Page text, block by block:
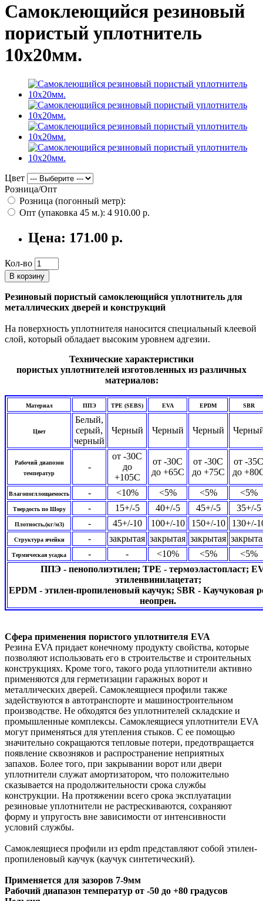
Самоклеющийся резиновый
пористый уплотнитель
10х20мм.
Цвет
Розница/Опт
Розница (погонный метр):
Опт (упаковка 45 м.): 4 910.00 р.
Цена: 171.00 р.
Кол-во
В корзину
Резиновый пористый самоклеющийся уплотнитель для
металлических дверей и конструкций
На поверхность уплотнителя наносится специальный клеевой
слой, который обладает высоким уровнем адгезии.
Технические характеристики
пористых уплотнителей изготовленных из различных
материалов:
Материал ППЭ TPE (SEBS) EVA EPDM SBR
Цвет
Белый,
серый,
черный
Черный Черный Черный
Рабочий диапозон
температур
-
от -30C
до
+105C
от -30C
до +65C
от -30C
до +75C
от -35C
до
Влагопогллощаемость - <10% <5% <5% <5%
Твердость по Шору - 15+/-5 40+/-5 45+/-5 35+/-5
Плотность,(кг/м3) - 45+/-10 100+/-10 150+/-10 130+/-
Структура ячейки - закрытая закрытая закрытая
Термическая усадка - - <10% <5%
<5%
ППЭ - пенополиэтилен; TPE - термоэластопласт;
этиленвинилацетат;
EPDM - этилен-пропиленовый каучук; SBR - Каучуковая
неопрен.
Сфера применения пористого уплотнителя EVA
Резина EVA придает конечному продукту свойства, которые
позволяют использовать его в строительстве и строительных
конструкциях. Кроме того, такого рода уплотнители активно
применяются для герметизации гаражных ворот и
металлических дверей. Самоклеящиеся профили также
задействуются в автотранспорте и машиностроительном
производстве. Не обходятся без уплотнителей складские и
промышленные комплексы. Самоклеящиеся уплотнители EVA
могут применяться для утепления стыков. С ее помощью
значительно сокращаются тепловые потери, предотвращается
появление сквозняков и распространение неприятных
запахов. Более того, при закрывании ворот или двери
уплотнители служат амортизатором, что положительно
сказывается на продолжительности срока службы
конструкции. На протяжении всего срока эксплуатации
резиновые уплотнители не растрескиваются, сохраняют
форму и упругость вне зависимости от интенсивности
условий службы.
Самоклеящиеся профили из epdm представляют собой этилен-
пропиленовый каучук (каучук синтетический).
Применяется для зазоров 7-9мм
Рабочий диапазон температур от -50 до +80 градусов